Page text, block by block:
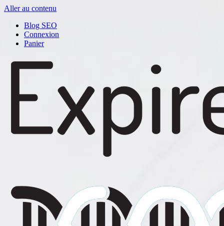
Aller au contenu
Blog SEO
Connexion
Panier